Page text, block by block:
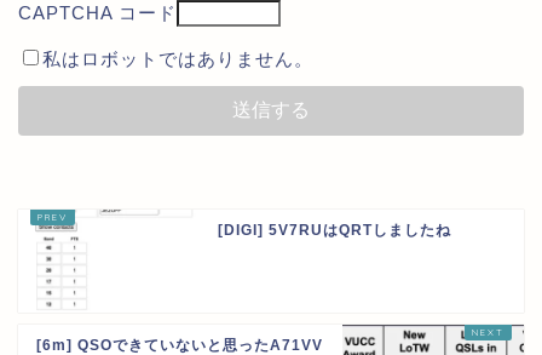
CAPTCHA コード
私はロボットではありません。
[DIGI] 5V7RUはQRTしましたね
[6m] QSOできていないと思ったA71VV